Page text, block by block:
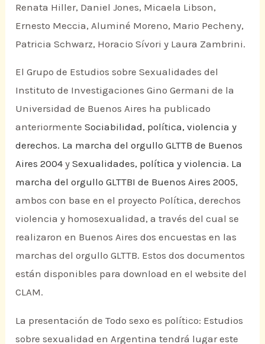
Renata Hiller, Daniel Jones, Micaela Libson,
Ernesto Meccia, Aluminé Moreno, Mario Pecheny,
Patricia Schwarz, Horacio Sívori y Laura Zambrini.
El Grupo de Estudios sobre Sexualidades del
Instituto de Investigaciones Gino Germani de la
Universidad de Buenos Aires ha publicado
anteriormenteSociabilidad, política, violencia y
derechos. La marcha del orgullo GLTTB de Buenos
Aires 2004ySexualidades, política y violencia. La
marcha del orgullo GLTTBI de Buenos Aires 2005,
ambos con base en el proyecto Política, derechos
violencia y homosexualidad, a través del cual se
realizaron en Buenos Aires dos encuestas en las
marchas del orgullo GLTTB. Estos dos documentos
están disponibles para download en el website del
CLAM.
La presentación de Todo sexo es político: Estudios
sobre sexualidad en Argentina tendrá lugar este